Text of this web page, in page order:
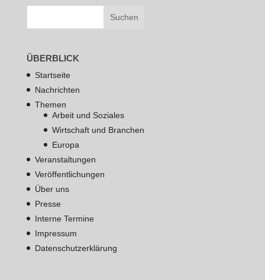
ÜBERBLICK
Startseite
Nachrichten
Themen
Arbeit und Soziales
Wirtschaft und Branchen
Europa
Veranstaltungen
Veröffentlichungen
Über uns
Presse
Interne Termine
Impressum
Datenschutzerklärung